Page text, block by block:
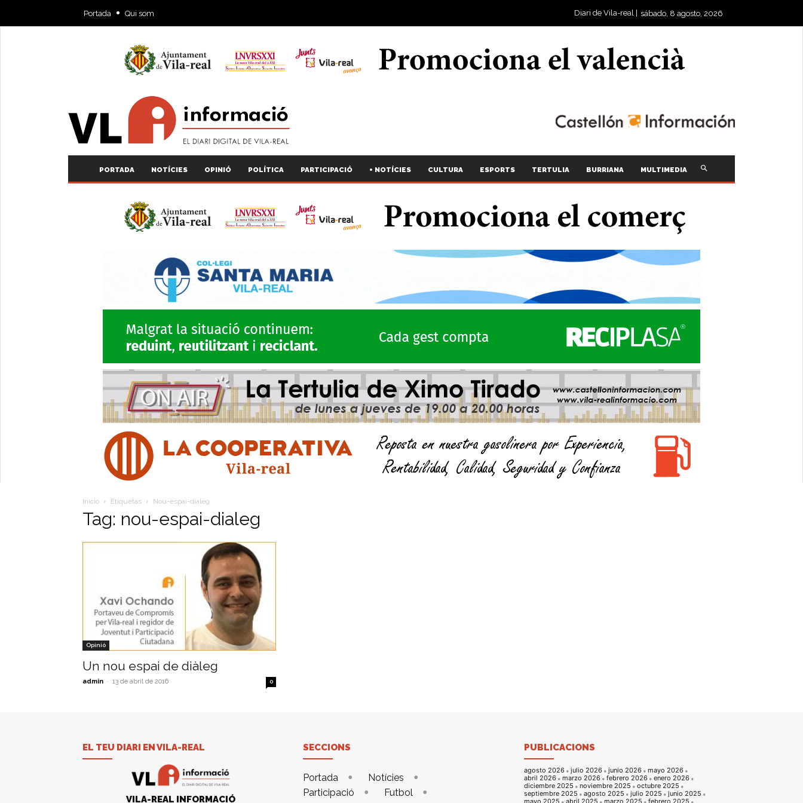
Portada Qui som Diari de Vila-real | sábado, 8 agosto, 2026
PORTADA NOTÍCIES OPINIÓ POLÍTICA PARTICIPACIÓ + NOTÍCIES CULTURA ESPORTS TERTULIA BURRIANA MULTIMEDIA
Inicio Etiquetas Nou-espai-dialeg
Tag: nou-espai-dialeg
Opinió
Un nou espai de diàleg
admin - 13 de abril de 2016 0
EL TEU DIARI EN VILA-REAL
VILA-REAL INFORMACIÓ
SECCIONS
Portada
Notícies
Participació
Futbol
PUBLICACIONS
agosto 2026 julio 2026 junio 2026
mayo 2026
abril 2026
marzo 2026 febrero 2026
enero 2026
diciembre 2025
noviembre 2025
octubre 2025
septiembre 2025
agosto 2025 julio 2025
junio 2025
mayo 2025
abril 2025 marzo 2025 febrero 2025